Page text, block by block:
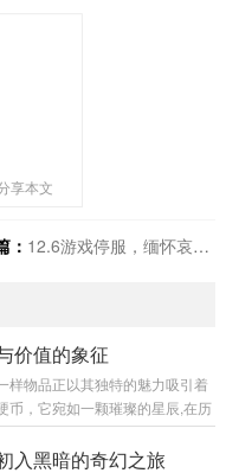
享本文
： 12.6游戏停服，缅怀哀思，共克时艰
价值的象征
样物品正以其独特的魅力吸引着
币，它宛如一颗璀璨的星辰,在历
的光芒。 高级钻石硬币并非普通
融合，从外观上看，每一枚高
入黑暗的奇幻之旅